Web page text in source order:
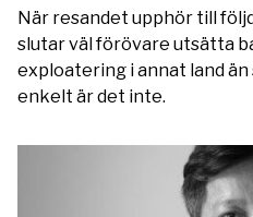
När resandet upphör till
slutar väl förövare utsätta
exploatering i annat land än
enkelt är det inte.